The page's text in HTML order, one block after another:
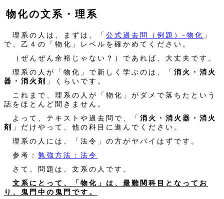
物化の文系・理系
理系の人は、まずは、「 公式過去問（例題）‐物化 」
で、乙４の「物化」レベルを確かめてください。
（ぜんぜん余裕じゃない？）であれば、大丈夫です。
理系の人が「物化」で新しく学ぶのは、「 消火・消火
器・消火剤
」くらいです。
これまで、理系の人が「物化」がダメで落ちたという
話をほとんど聞きません。
よって、テキストや過去問で、「 消火・消火器・消火
剤
」だけやって、他の科目に進んでください。
理系の人には、「法令」の方がヤバイはずです。
参考： 勉強方法：法令
さて、問題は、文系の人です。
文系にとって、「物化」は、最難関科目となってお
り、鬼門中の鬼門です。